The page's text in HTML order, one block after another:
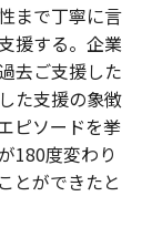
まで丁寧に言
援する。企業
去ご支援した
た支援の象徴
ピソードを挙
180度変わり
とができたと